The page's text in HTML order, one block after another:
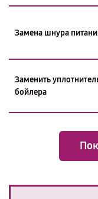
Замена шнура
Заменить
бойлера